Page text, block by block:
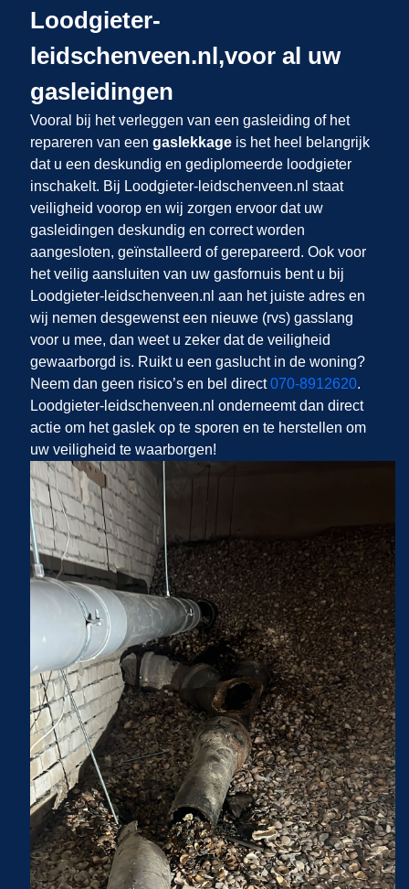
Loodgieter-
leidschenveen.nl,voor al uw
gasleidingen
Vooral bij het verleggen van een gasleiding of het
repareren van een gaslekkageis het heel belangrijk
dat u een deskundig en gediplomeerde loodgieter
inschakelt. Bij Loodgieter-leidschenveen.nl staat
veiligheid voorop en wij zorgen ervoor dat uw
gasleidingen deskundig en correct worden
aangesloten, geïnstalleerd of gerepareerd. Ook voor
het veilig aansluiten van uw gasfornuis bent u bij
Loodgieter-leidschenveen.nl aan het juiste adres en
wij nemen desgewenst een nieuwe (rvs) gasslang
voor u mee, dan weet u zeker dat de veiligheid
gewaarborgd is. Ruikt u een gaslucht in de woning?
Neem dan geen risico’s en bel direct070-8912620.
Loodgieter-leidschenveen.nl onderneemt dan direct
actie om het gaslek op te sporen en te herstellen om
uw veiligheid te waarborgen!